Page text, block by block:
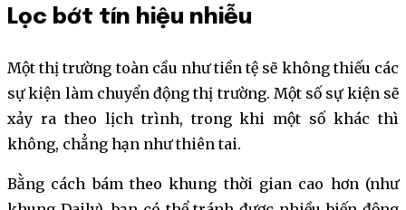
Lọc bớt tín hiệu nhiễu
Một thị trường toàn cầu như tiền tệ sẽ không thiếu các
sự kiện làm chuyển động thị trường. Một số sự kiện sẽ
xảy ra theo lịch trình, trong khi một số khác thì
không, chẳng hạn như thiên tai.
Bằng cách bám theo khung thời gian cao hơn (như